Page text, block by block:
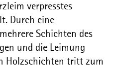
verpresstes
Durch eine
Schichten des
und die Leimung
Holzschichten tritt zum